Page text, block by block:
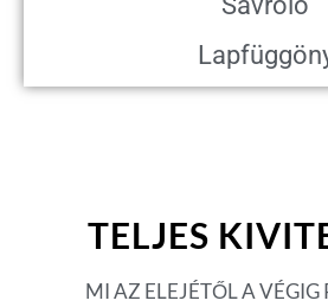
TELJES
MI AZ ELEJÉTŐL A VÉGIG